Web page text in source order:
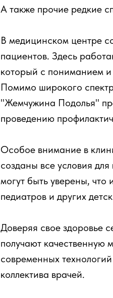
А также прочие редкие
В медицинском центре
пациентов. Здесь
который с пониманием
Помимо широкого
"Жемчужина Подолья"
проведению
Особое внимание в
созданы все условия
могут быть уверены,
педиатров и других
Доверяя свое здоровье
получают качественную
современных
коллектива врачей.